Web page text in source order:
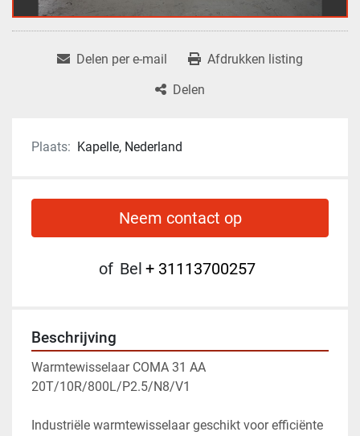
Delen per e-mail
Afdrukken listing
Delen
Plaats: Kapelle, Nederland
Neem contact op
of Bel + 31113700257
Beschrijving
Warmtewisselaar COMA 31 AA
20T/10R/800L/P2.5/N8/V1
Industriële warmtewisselaar geschikt voor efficiënte